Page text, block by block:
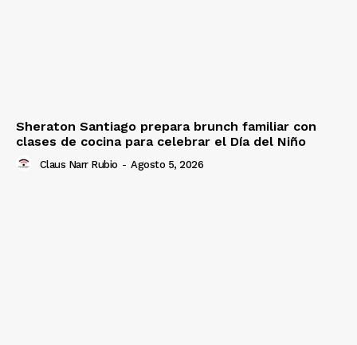
Sheraton Santiago prepara brunch familiar con
clases de cocina para celebrar el Día del Niño
Claus Narr Rubio - Agosto 5, 2026